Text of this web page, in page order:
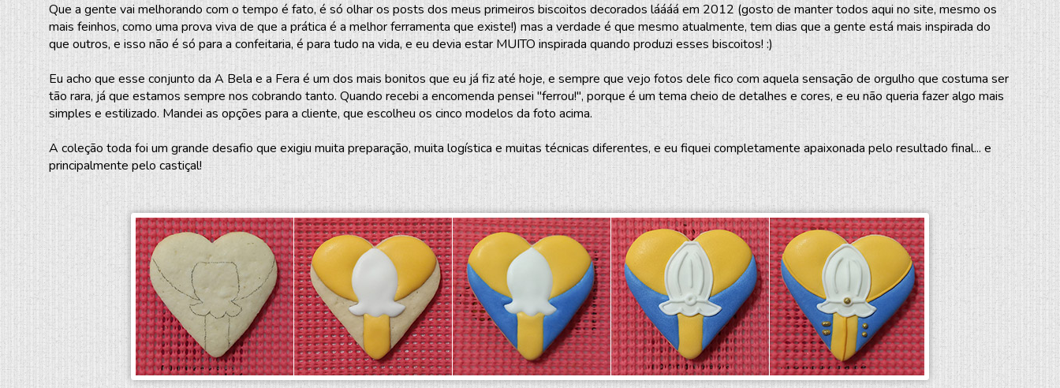
Que a gente vai melhorando com o tempo é fato, é só olhar os posts dos meus primeiros biscoitos decorados láááá em 2012 (gosto de manter todos aqui no site, mesmo os
mais feinhos, como uma prova viva de que a prática é a melhor ferramenta que existe!) mas a verdade é que mesmo atualmente, tem dias que a gente está mais inspirada do
que outros, e isso não é só para a confeitaria, é para tudo na vida, e eu devia estar MUITO inspirada quando produzi esses biscoitos! :)
Eu acho que esse conjunto da A Bela e a Fera é um dos mais bonitos que eu já fiz até hoje, e sempre que vejo fotos dele fico com aquela sensação de orgulho que costuma ser
tão rara, já que estamos sempre nos cobrando tanto. Quando recebi a encomenda pensei "ferrou!", porque é um tema cheio de detalhes e cores, e eu não queria fazer algo mais
simples e estilizado. Mandei as opções para a cliente, que escolheu os cinco modelos da foto acima.
A coleção toda foi um grande desafio que exigiu muita preparação, muita logística e muitas técnicas diferentes, e eu fiquei completamente apaixonada pelo resultado final... e
principalmente pelo castiçal!